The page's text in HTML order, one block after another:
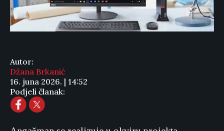
Autor:
Džana Brkanić
16. juna 2026. | 14:52
Podjeli članak: